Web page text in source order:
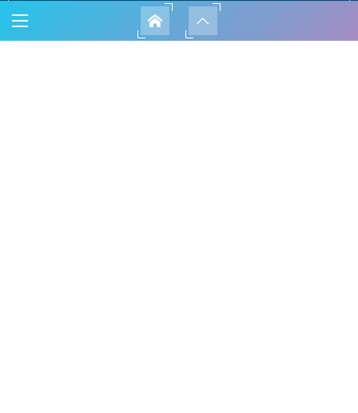
平成２５年１月３０日
役員 代表取締役 田邉 匡行